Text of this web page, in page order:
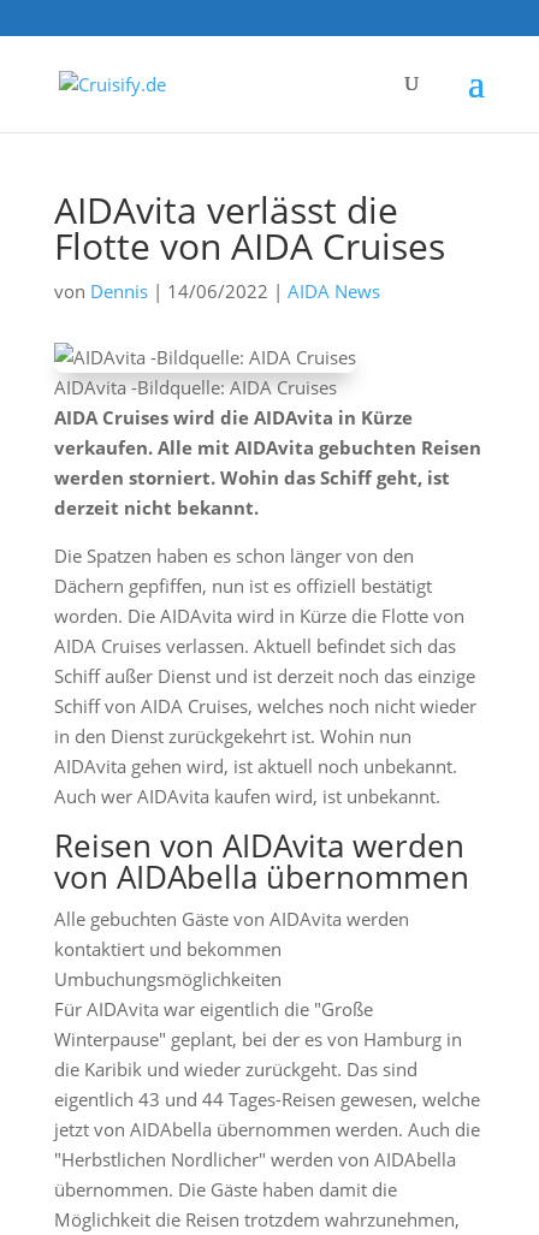
AIDAvita verlässt die
Flotte von AIDA Cruises
von Dennis| 14/06/2022 | AIDA News
AIDAvita -Bildquelle: AIDA Cruises
AIDA Cruises wird die AIDAvita in Kürze
verkaufen. Alle mit AIDAvita gebuchten Reisen
werden storniert. Wohin das Schiff geht, ist
derzeit nicht bekannt.
Die Spatzen haben es schon länger von den
Dächern gepfiffen, nun ist es offiziell bestätigt
worden. Die AIDAvita wird in Kürze die Flotte von
AIDA Cruises verlassen. Aktuell befindet sich das
Schiff außer Dienst und ist derzeit noch das einzige
Schiff von AIDA Cruises, welches noch nicht wieder
in den Dienst zurückgekehrt ist. Wohin nun
AIDAvita gehen wird, ist aktuell noch unbekannt.
Auch wer AIDAvita kaufen wird, ist unbekannt.
Reisen von AIDAvita werden
von AIDAbella übernommen
Alle gebuchten Gäste von AIDAvita werden
kontaktiert und bekommen
Umbuchungsmöglichkeiten
Für AIDAvita war eigentlich die "Große
Winterpause" geplant, bei der es von Hamburg in
die Karibik und wieder zurückgeht. Das sind
eigentlich 43 und 44 Tages-Reisen gewesen, welche
jetzt von AIDAbella übernommen werden. Auch die
"Herbstlichen Nordlicher" werden von AIDAbella
übernommen. Die Gäste haben damit die
Möglichkeit die Reisen trotzdem wahrzunehmen,